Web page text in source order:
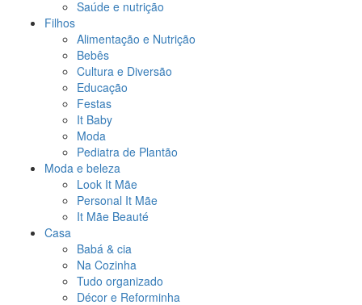
Saúde e nutrição
Filhos
Alimentação e Nutrição
Bebês
Cultura e Diversão
Educação
Festas
It Baby
Moda
Pediatra de Plantão
Moda e beleza
Look It Mãe
Personal It Mãe
It Mãe Beauté
Casa
Babá & cia
Na Cozinha
Tudo organizado
Décor e Reforminha